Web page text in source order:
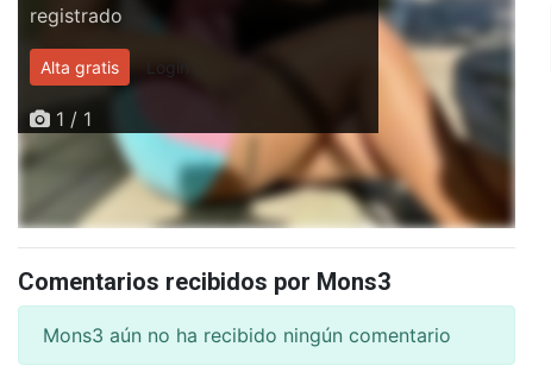
registrado
Alta gratis Login
1 / 1
Comentarios recibidos por Mons3
Mons3 aún no ha recibido ningún comentario